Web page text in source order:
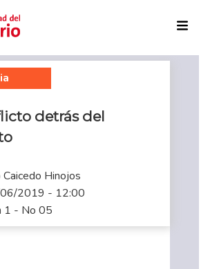
detrás del
Hinojos
2019 - 12:00
1 - No 05